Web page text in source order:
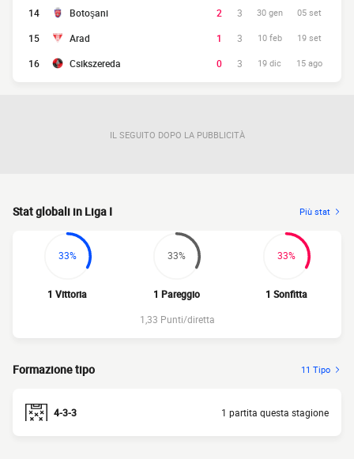
14 Botoşani 2 3 30 gen 05 set
15 Arad 1 3 10 feb 19 set
16 Csikszereda 0 3 19 dic 15 ago
IL SEGUITO DOPO LA PUBBLICITÀ
Stat globali in Liga I Più stat
33%
1 Vittoria
33%
1 Pareggio
33%
1 Sonfitta
1,33 Punti/diretta
Formazione tipo 11 Tipo
4-3-3 1 partita questa stagione